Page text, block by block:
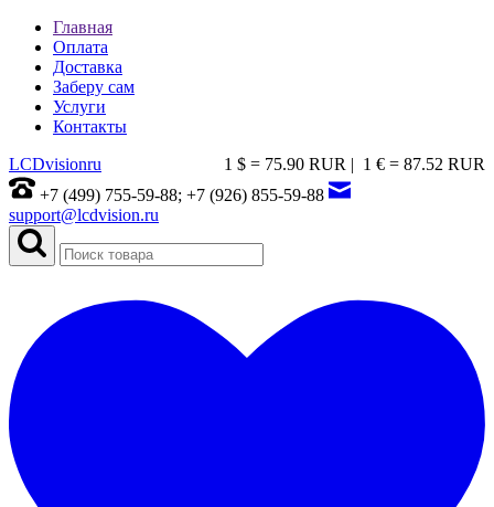
Главная
Оплата
Доставка
Заберу сам
Услуги
Контакты
1 € = 87.52 RUR
1 $ = 75.90 RUR |
LCDvisionru
+7 (499) 755-59-88; +7 (926) 855-59-88
support@lcdvision.ru